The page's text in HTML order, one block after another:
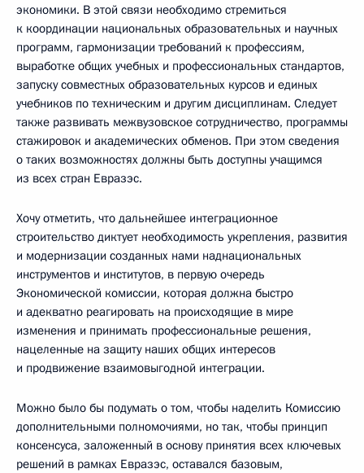
экономики. В этой связи необходимо стремиться
к координации национальных образовательных и научных
программ, гармонизации требований к профессиям,
выработке общих учебных и профессиональных стандартов,
запуску совместных образовательных курсов и единых
учебников по техническим и другим дисциплинам. Следует
также развивать межвузовское сотрудничество, программы
стажировок и академических обменов. При этом сведения
о таких возможностях должны быть доступны учащимся
из всех стран Евразэс.
Хочу отметить, что дальнейшее интеграционное
строительство диктует необходимость укрепления, развития
и модернизации созданных нами наднациональных
инструментов и институтов, в первую очередь
Экономической комиссии, которая должна быстро
и адекватно реагировать на происходящие в мире
изменения и принимать профессиональные решения,
нацеленные на защиту наших общих интересов
и продвижение взаимовыгодной интеграции.
Можно было бы подумать о том, чтобы наделить Комиссию
дополнительными полномочиями, но так, чтобы принцип
консенсуса, заложенный в основу принятия всех ключевых
решений в рамках Евразэс, оставался базовым,